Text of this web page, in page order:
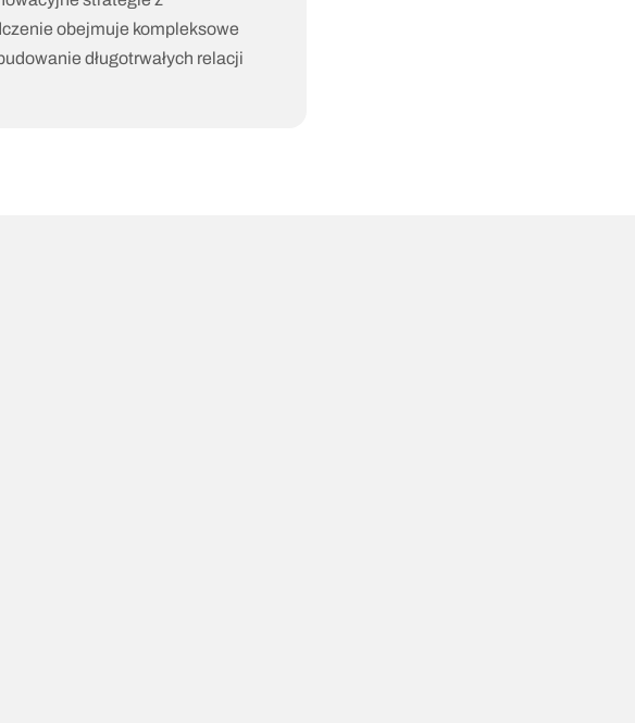
obejmuje kompleksowe
długotrwałych relacji